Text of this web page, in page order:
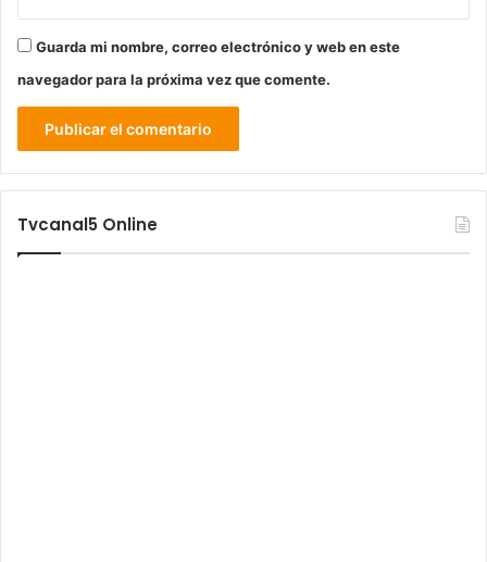
Guarda mi nombre, correo electrónico y web en este
navegador para la próxima vez que comente.
Tvcanal5 Online